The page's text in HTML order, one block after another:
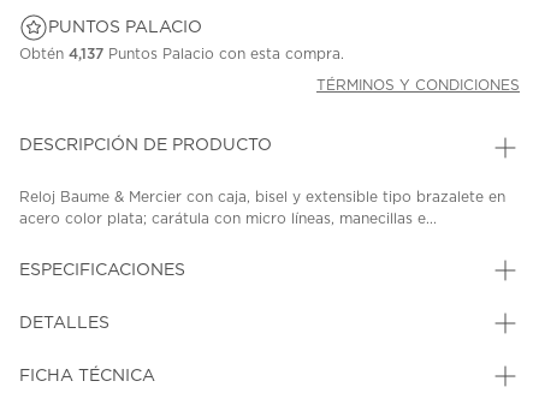
PUNTOS PALACIO
Obtén 4,137 Puntos Palacio con esta compra.
TÉRMINOS Y CONDICIONES
DESCRIPCIÓN DE PRODUCTO
Reloj Baume & Mercier con caja, bisel y extensible tipo brazalete en
acero color plata; carátula con micro líneas, manecillas e...
ESPECIFICACIONES
DETALLES
FICHA TÉCNICA